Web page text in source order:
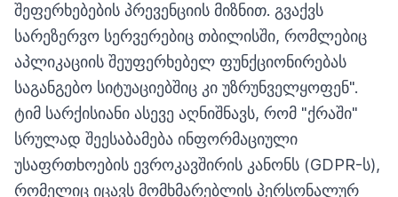
შეფერხებების პრევენციის მიზნით. გვაქვს
სარეზერვო სერვერებიც თბილისში, რომლებიც
აპლიკაციის შეუფერხებელ ფუნქციონირებას
საგანგებო სიტუაციებშიც კი უზრუნველყოფენ".
ტიმ სარქისიანი ასევე აღნიშნავს, რომ "ქრაში"
სრულად შეესაბამება ინფორმაციული
უსაფრთხოების ევროკავშირის კანონს (GDPR-ს),
რომელიც იცავს მომხმარებლის პერსონალურ